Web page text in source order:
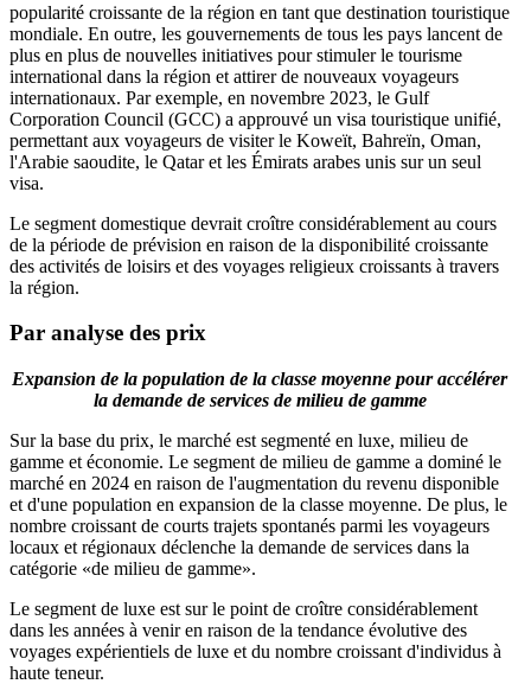
popularité croissante de la région en tant que destination touristique
mondiale. En outre, les gouvernements de tous les pays lancent de
plus en plus de nouvelles initiatives pour stimuler le tourisme
international dans la région et attirer de nouveaux voyageurs
internationaux. Par exemple, en novembre 2023, le Gulf
Corporation Council (GCC) a approuvé un visa touristique unifié,
permettant aux voyageurs de visiter le Koweït, Bahreïn, Oman,
l'Arabie saoudite, le Qatar et les Émirats arabes unis sur un seul
visa.
Le segment domestique devrait croître considérablement au cours
de la période de prévision en raison de la disponibilité croissante
des activités de loisirs et des voyages religieux croissants à travers
la région.
Par analyse des prix
Expansion de la population de la classe moyenne pour accélérer
la demande de services de milieu de gamme
Sur la base du prix, le marché est segmenté en luxe, milieu de
gamme et économie. Le segment de milieu de gamme a dominé le
marché en 2024 en raison de l'augmentation du revenu disponible
et d'une population en expansion de la classe moyenne. De plus, le
nombre croissant de courts trajets spontanés parmi les voyageurs
locaux et régionaux déclenche la demande de services dans la
catégorie «de milieu de gamme».
Le segment de luxe est sur le point de croître considérablement
dans les années à venir en raison de la tendance évolutive des
voyages expérientiels de luxe et du nombre croissant d'individus à
haute teneur.